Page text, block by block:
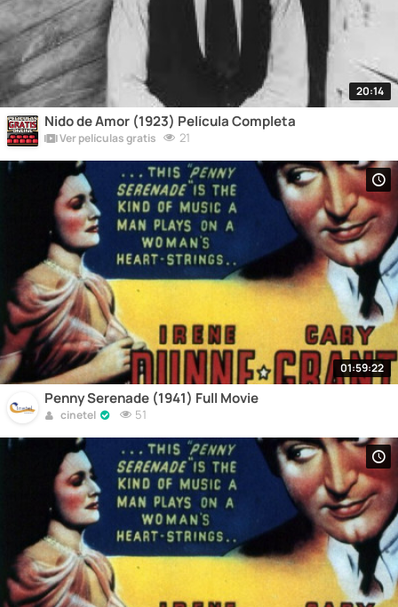
20:14
Nido de Amor (1923) Película Completa
Ver películas gratis 21
01:59:22
Penny Serenade (1941) Full Movie
cinetel 51